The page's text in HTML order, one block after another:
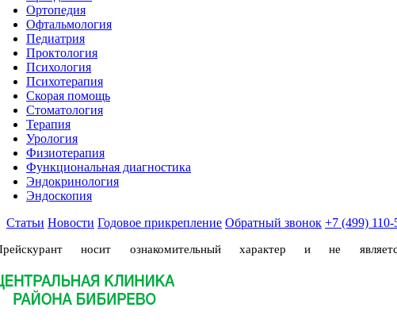
Ортопедия
Офтальмология
Педиатрия
Проктология
Психология
Психотерапия
Скорая помощь
Стоматология
Терапия
Урология
Физиотерапия
Функциональная диагностика
Эндокринология
Эндоскопия
Статьи Новости Годовое прикрепление Обратный звонок +7 (499) 110-
носит ознакомительный характер и не